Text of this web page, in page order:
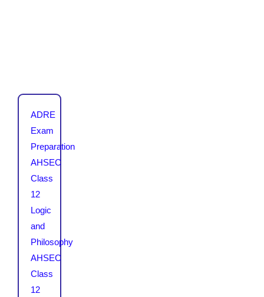
ADRE
Exam
Preparation
AHSEC
Class
12
Logic
and
Philosophy
AHSEC
Class
12